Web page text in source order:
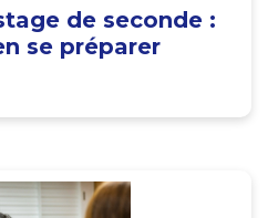
de seconde :
se préparer